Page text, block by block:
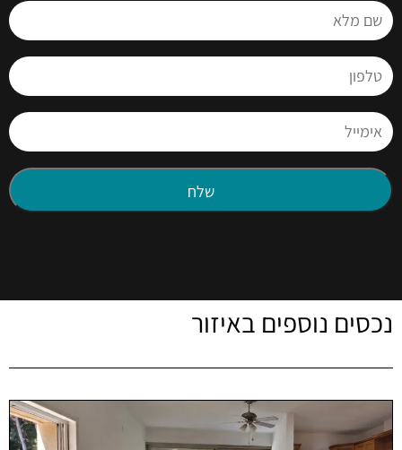
נכסים נוספים באיזור